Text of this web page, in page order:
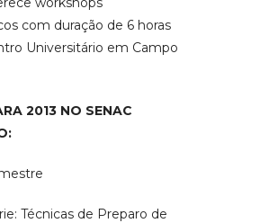
com duração de 6 horas
Universitário em Campo
2013 NO SENAC
Técnicas de Preparo de